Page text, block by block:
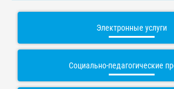
Электронные услуги
Социально-педагогические